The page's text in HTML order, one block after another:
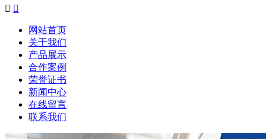
 
网站首页
关于我们
产品展示
合作案例
荣誉证书
新闻中心
在线留言
联系我们